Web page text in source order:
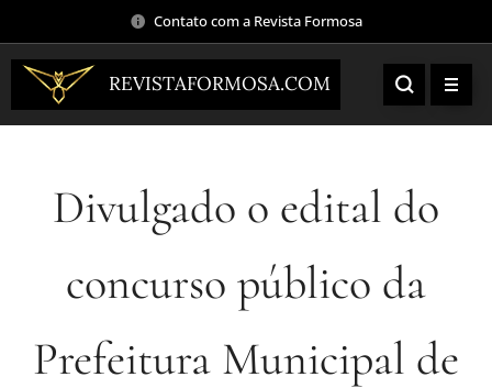
Contato com a Revista Formosa
REVISTAFORMOSA.COM
Divulgado o edital do
concurso público da
Prefeitura Municipal de